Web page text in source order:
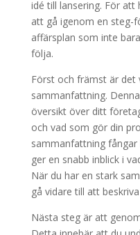
idé till lansering. För att
att gå igenom en steg-
affärsplan som inte
följa.
Först och främst är
sammanfattning.
översikt över ditt
och vad som gör din
sammanfattning
ger en snabb inblick i
När du har en stark
gå vidare till att
Nästa steg är att